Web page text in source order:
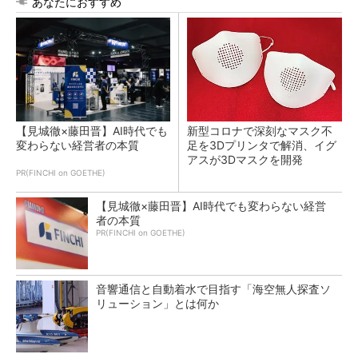
【見城徹×藤田晋】AI時代でも
変わらない経営者の本質
PR(FINCHI on GOETHE)
新型コロナで深刻なマスク不
足を3Dプリンタで解消、イグ
アスが3Dマスクを開発
【見城徹×藤田晋】AI時代でも変わらない経営
者の本質
PR(FINCHI on GOETHE)
音響通信と自動着水で目指す「海空無人探査ソ
リューション」とは何か